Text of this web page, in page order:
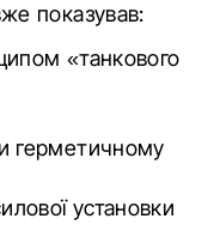
показував:
«танкового
герметичному
установки